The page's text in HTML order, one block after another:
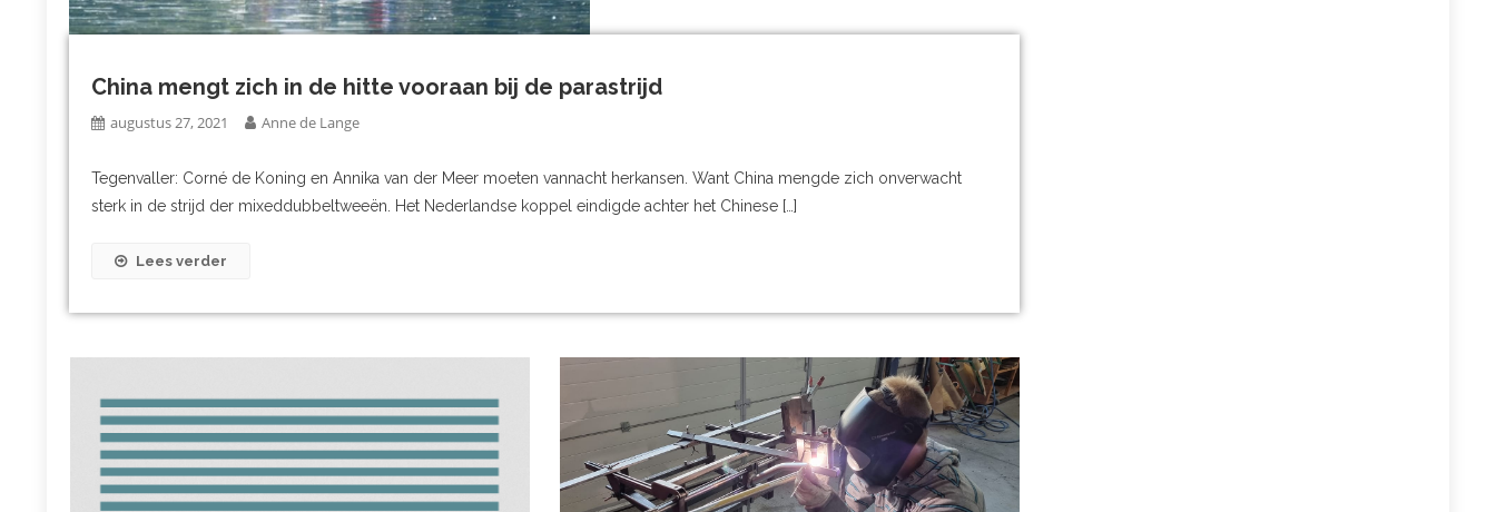
China mengt zich in de hitte vooraan bij de parastrijd
augustus 27, 2021 Anne de Lange
Tegenvaller: Corné de Koning en Annika van der Meer moeten vannacht herkansen. Want China mengde zich onverwacht
sterk in de strijd der mixeddubbeltweeën. Het Nederlandse koppel eindigde achter het Chinese […]
Lees verder